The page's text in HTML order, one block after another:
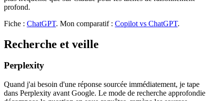
profond.
Fiche : ChatGPT. Mon comparatif : Copilot vs ChatGPT.
Recherche et veille
Perplexity
Quand j'ai besoin d'une réponse sourcée immédiatement, je tape
dans Perplexity avant Google. Le mode de recherche approfondie